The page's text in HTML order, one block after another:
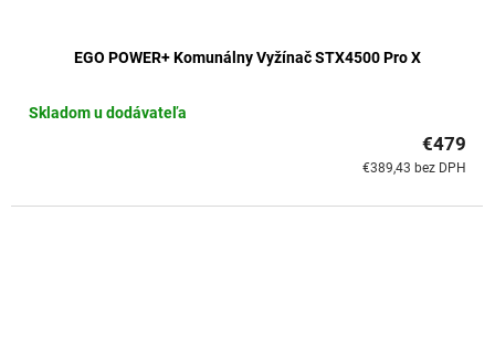
EGO POWER+ Komunálny Vyžínač STX4500 Pro X
Skladom u dodávateľa
€389,43 bez DPH
€479